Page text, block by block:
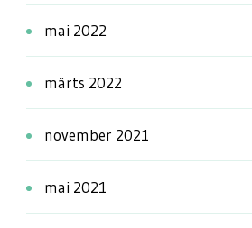
mai 2022
märts 2022
november 2021
mai 2021